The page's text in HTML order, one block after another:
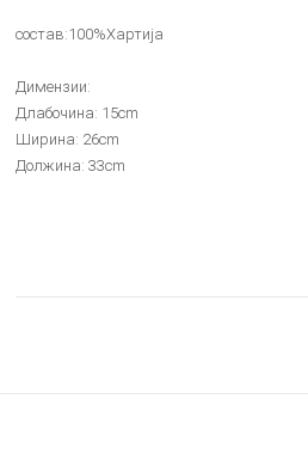
состав:100%Хартија
Димензии:
Длабочина: 15cm
Ширина: 26cm
Должина: 33cm